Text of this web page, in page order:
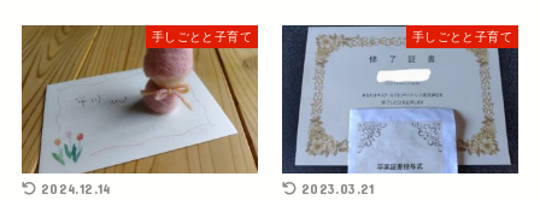
手しごとと子育て
2024.12.14
手しごとと子育て
2023.03.21